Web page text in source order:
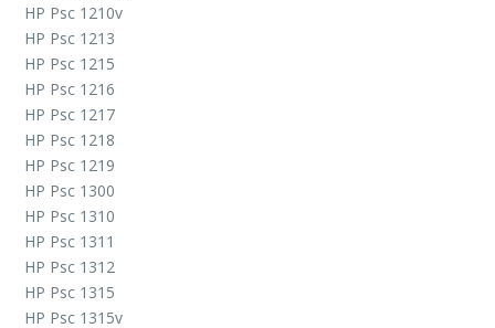
HP Psc 1210v
HP Psc 1213
HP Psc 1215
HP Psc 1216
HP Psc 1217
HP Psc 1218
HP Psc 1219
HP Psc 1300
HP Psc 1310
HP Psc 1311
HP Psc 1312
HP Psc 1315
HP Psc 1315v